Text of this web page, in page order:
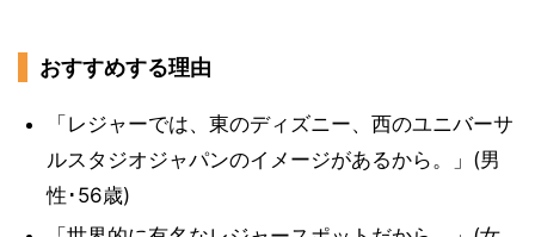
おすすめする理由
「レジャーでは、東のディズニー、西のユニバーサ
ルスタジオジャパンのイメージがあるから。」(男
性･56歳)